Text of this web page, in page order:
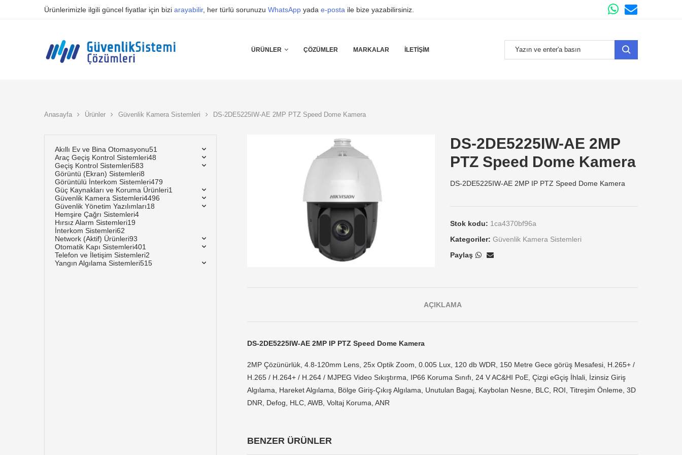
Ürünlerimizle ilgili güncel fiyatlar için bizi arayabilir, her türlü sorunuzu WhatsApp yada e-posta ile bize yazabilirsiniz.
ÜRÜNLER ÇÖZÜMLER MARKALAR İLETIŞIM
Anasayfa Ürünler Güvenlik Kamera Sistemleri DS-2DE5225IW-AE 2MP PTZ Speed Dome Kamera
DS-2DE5225IW-AE 2MP
PTZ Speed Dome Kamera
DS-2DE5225IW-AE 2MP IP PTZ Speed Dome Kamera
Stok kodu: 1ca4370bf96a
Kategoriler: Güvenlik Kamera Sistemleri
Paylaş
AÇIKLAMA
DS-2DE5225IW-AE 2MP IP PTZ Speed Dome Kamera
2MP Çözünürlük, 4.8-120mm Lens, 25x Optik Zoom, 0.005 Lux, 120 db WDR, 150 Metre Gece görüş Mesafesi, H.265+ /
H.265 / H.264+ / H.264 / MJPEG Video Sıkıştırma, IP66 Koruma Sınıfı, 24 V AC&HI PoE, Çizgi eGçiş İhlali, İzinsiz Giriş
Algılama, Hareket Algılama, Bölge Giriş-Çıkış Algılama, Unutulan Bagaj, Kaybolan Nesne, BLC, ROI, Titreşim Önleme, 3D
DNR, Defog, HLC, AWB, Voltaj Koruma, ANR
BENZER ÜRÜNLER
Akıllı Ev ve Bina Otomasyonu51
Araç Geçiş Kontrol Sistemleri48
Geçiş Kontrol Sistemleri583
Görüntü (Ekran) Sistemleri8
Görüntülü İnterkom Sistemleri479
Güç Kaynakları ve Koruma Ürünleri1
Güvenlik Kamera Sistemleri4496
Güvenlik Yönetim Yazılımları18
Hemşire Çağrı Sistemleri4
Hırsız Alarm Sistemleri19
İnterkom Sistemleri62
Network (Aktif) Ürünleri93
Otomatik Kapı Sistemleri401
Telefon ve İletişim Sistemleri2
Yangın Algılama Sistemleri515